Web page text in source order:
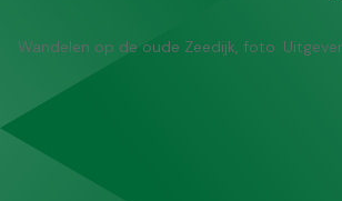
Wandelen op de oude Zeedijk, foto: